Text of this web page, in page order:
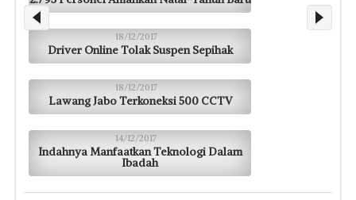
18/12/2017
Driver Online Tolak Suspen Sepihak
18/12/2017
Lawang Jabo Terkoneksi 500 CCTV
14/12/2017
Indahnya Manfaatkan Teknologi Dalam
Ibadah